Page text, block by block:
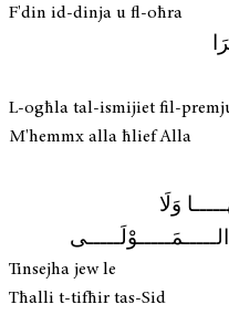
F'din id-dinja u fl-oħra
L-ogħla tal-ismijiet fil-
M'hemmx alla ħlief Alla
وَلَا
Tinsejha jew le
Tħalli t-tifħir tas-Sid